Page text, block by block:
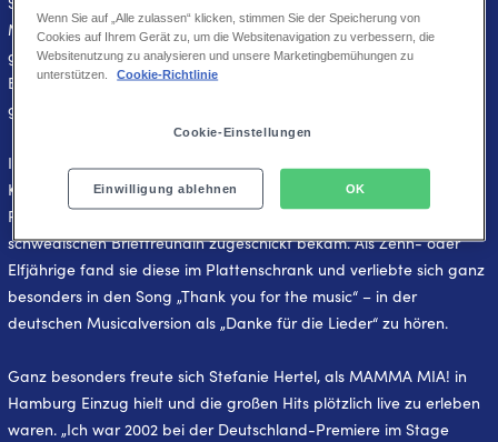
MIA! ist für mich das Nonplusultra, schon deshalb, weil ich der
größte ABBA-Fan bin“, erklärt die Sängerin, die eine große
Bewunderin des Musicals ist und die Show schon mehrfach
gesehen hat.
Ihre Begeisterung für die schwedische Popband geht bis in ihre
Kindheit zurück. Zum ABBA-Fan wurde Stefanie Hertel durch die
Plattensammlung ihrer Mutter, die die Musik von einer
schwedischen Brieffreundin zugeschickt bekam. Als Zehn- oder
Elfjährige fand sie diese im Plattenschrank und verliebte sich ganz
besonders in den Song „Thank you for the music“ – in der
deutschen Musicalversion als „Danke für die Lieder“ zu hören.
Ganz besonders freute sich Stefanie Hertel, als MAMMA MIA! in
Hamburg Einzug hielt und die großen Hits plötzlich live zu erleben
waren. „Ich war 2002 bei der Deutschland-Premiere im Stage
Wenn Sie auf „Alle zulassen“ klicken, stimmen Sie der Speicherung von
Cookies auf Ihrem Gerät zu, um die Websitenavigation zu verbessern, die
Websitenutzung zu analysieren und unsere Marketingbemühungen zu
unterstützen.
Cookie-Richtlinie
Cookie-Einstellungen
Einwilligung ablehnen OK